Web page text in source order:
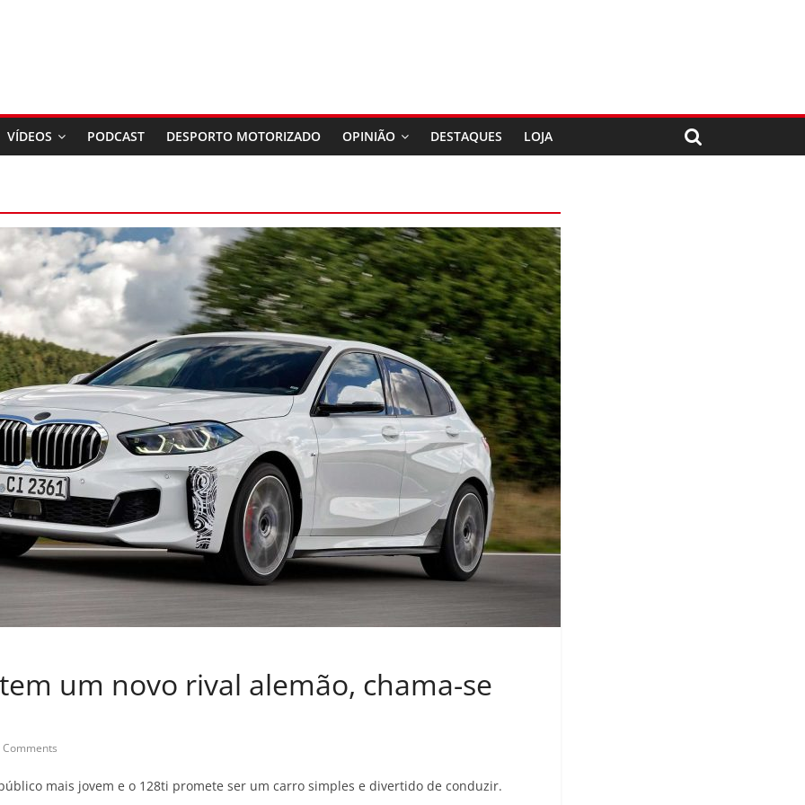
VÍDEOS PODCAST DESPORTO MOTORIZADO OPINIÃO DESTAQUES LOJA
um novo rival alemão, chama-se
Comments
mais jovem e o 128ti promete ser um carro simples e divertido de conduzir.